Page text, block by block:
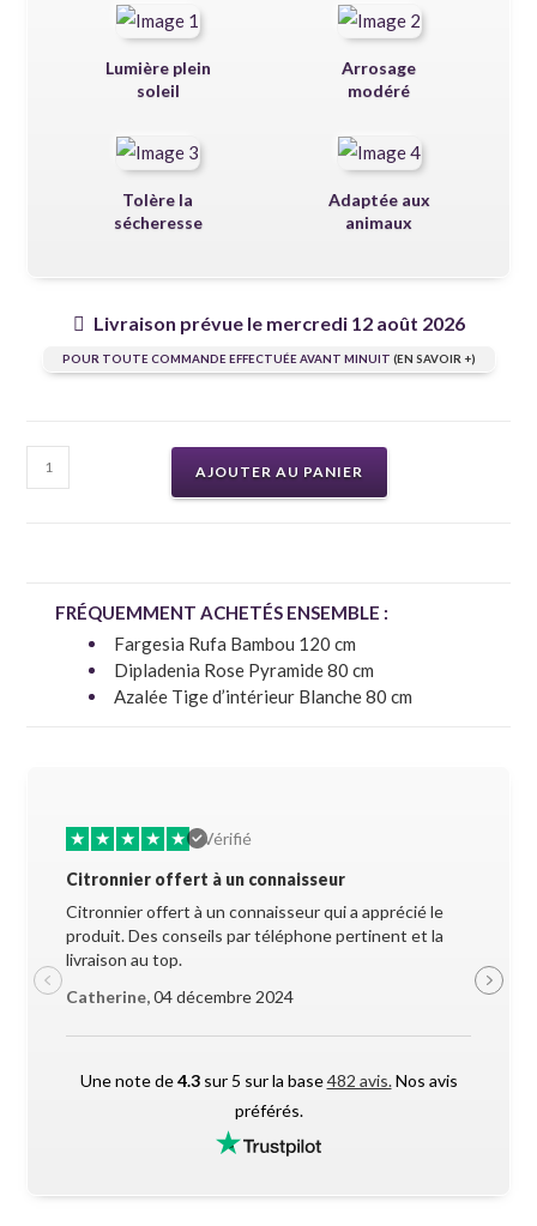
Lumière plein
soleil
Arrosage
modéré
Tolère la
sécheresse
Adaptée aux
animaux
Livraison prévue le mercredi 12 août 2026
POUR TOUTE COMMANDE EFFECTUÉE AVANT MINUIT (EN SAVOIR +)
AJOUTER AU PANIER
FRÉQUEMMENT ACHETÉS ENSEMBLE :
Fargesia Rufa Bambou 120 cm
Dipladenia Rose Pyramide 80 cm
Azalée Tige d’intérieur Blanche 80 cm
★ ★ ★ ★ ★
Vérifié
Citronnier offert à un connaisseur
Citronnier offert à un connaisseur qui a apprécié le
produit. Des conseils par téléphone pertinent et la
livraison au top.
Catherine,04 décembre 2024
Une note de4.3sur 5 sur la base482 avis.Nos avis
préférés.